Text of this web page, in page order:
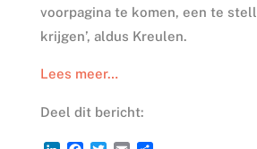
voorpagina te komen, een te
krijgen’, aldus Kreulen.
Lees meer…
Deel dit bericht: